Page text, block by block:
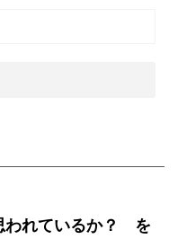
われているか？ を